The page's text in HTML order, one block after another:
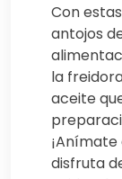
Con
antojos
la
aceite
disfruta